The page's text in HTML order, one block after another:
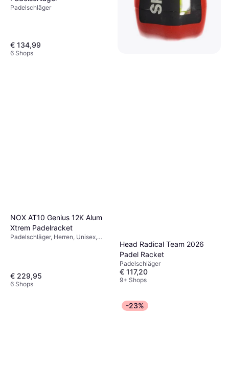
Padelschläger
€ 134,99
6 Shops
NOX AT10 Genius 12K Alum
Xtrem Padelracket
Padelschläger, Herren, Unisex,
€ 229,95
6 Shops
Head Radical Team 2026
Padel Racket
Padelschläger
€ 117,20
9+ Shops
-23%